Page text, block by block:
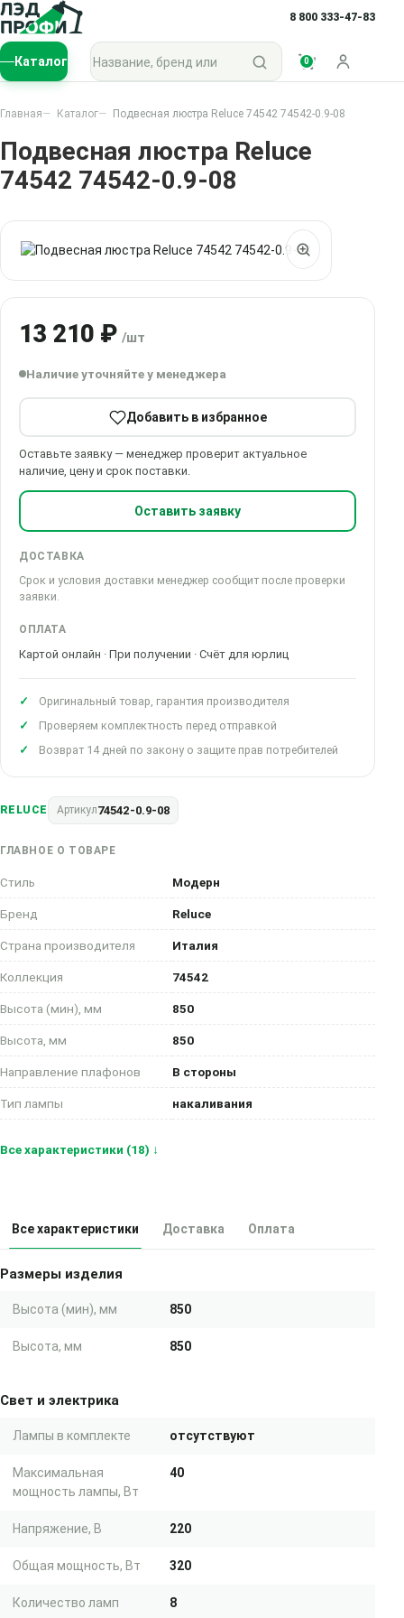
8 800 333-47-83
Каталог
Поиск по каталогу
0
Войти
Главная Каталог Подвесная люстра Reluce 74542 74542-0.9-08
Подвесная люстра Reluce
74542 74542-0.9-08
RELUCE Артикул74542-0.9-08
ГЛАВНОЕ О ТОВАРЕ
Стиль Модерн
Бренд Reluce
Страна производителя Италия
Коллекция 74542
Высота (мин), мм 850
Высота, мм 850
Направление плафонов В стороны
Тип лампы накаливания
Все характеристики (18) ↓
13 210 ₽ /шт
Наличие уточняйте у менеджера
Добавить в избранное
Оставьте заявку — менеджер проверит актуальное
наличие, цену и срок поставки.
Оставить заявку
ДОСТАВКА
Срок и условия доставки менеджер сообщит после проверки
заявки.
ОПЛАТА
Картой онлайн · При получении · Счёт для юрлиц
Оригинальный товар, гарантия производителя
Проверяем комплектность перед отправкой
Возврат 14 дней по закону о защите прав потребителей
Все характеристики Доставка Оплата
Размеры изделия
Высота (мин), мм 850
Высота, мм 850
Свет и электрика
Лампы в комплекте отсутствуют
Максимальная
мощность лампы, Вт
40
Напряжение, В 220
Общая мощность, Вт 320
Количество ламп 8